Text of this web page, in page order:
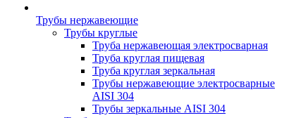
Трубы нержавеющие
Трубы круглые
Труба нержавеющая электросварная
Труба круглая пищевая
Труба круглая зеркальная
Трубы нержавеющие электросварные
AISI 304
Трубы зеркальные AISI 304